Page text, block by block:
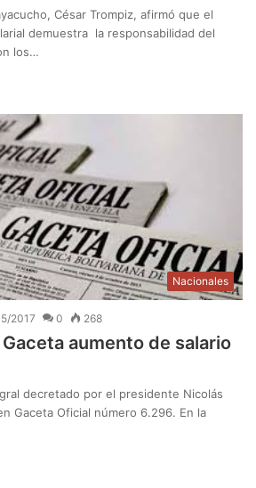
César Trompiz, afirmó que el
demuestra la responsabilidad del
los…
Nacionales
2017 0 268
aumento de salario
decretado por el presidente Nicolás
Gaceta Oficial número 6.296. En la